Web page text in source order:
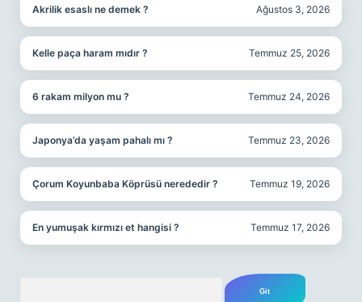
Akrilik esaslı ne demek ? Ağustos 3, 2026
Kelle paça haram mıdır ? Temmuz 25, 2026
6 rakam milyon mu ? Temmuz 24, 2026
Japonya’da yaşam pahalı mı ? Temmuz 23, 2026
Çorum Koyunbaba Köprüsü nerededir ? Temmuz 19, 2026
En yumuşak kırmızı et hangisi ? Temmuz 17, 2026